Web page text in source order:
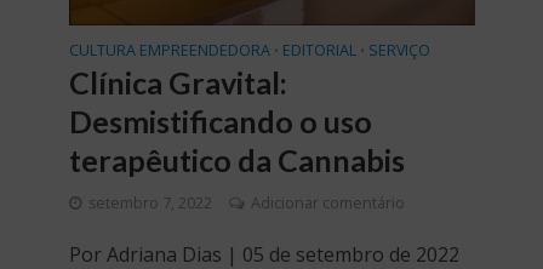
CULTURA EMPREENDEDORA • EDITORIAL • SERVIÇO
Clínica Gravital:
Desmistificando o uso
terapêutico da Cannabis
setembro 7, 2022 Adicionar comentário
Por Adriana Dias | 05 de setembro de 2022